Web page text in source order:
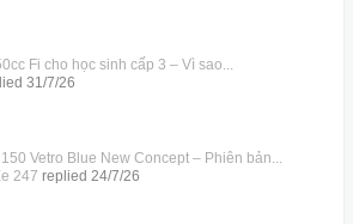
Fi cho học sinh cấp 3 – Vì sao...
31/7/26
Vetro Blue New Concept – Phiên bản...
247 replied 24/7/26